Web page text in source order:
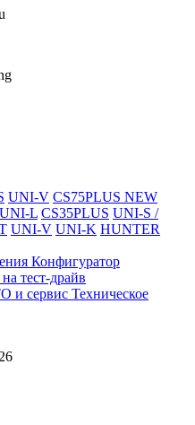
UNI-V CS75PLUS NEW
UNI-L CS35PLUS UNI-S /
UNI-V UNI-K HUNTER
Конфигуратор
тест-драйв
и сервис Техническое